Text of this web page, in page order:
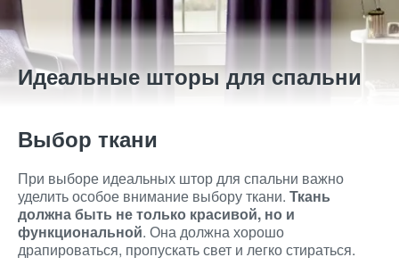
Идеальные шторы для спальни
Выбор ткани
При выборе идеальных штор для спальни важно
уделить особое внимание выбору ткани. Ткань
должна быть не только красивой, но и
функциональной. Она должна хорошо
драпироваться, пропускать свет и легко стираться.